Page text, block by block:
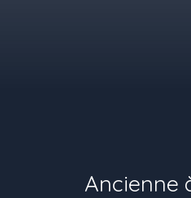
Ancienne